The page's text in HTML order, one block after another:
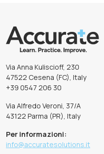
Via Anna Kuliscioff, 230
47522 Cesena (FC), Italy
+39 0547 206 30
Via Alfredo Veroni, 37/A
43122 Parma (PR), Italy
Per informazioni:
info@accuratesolutions.it